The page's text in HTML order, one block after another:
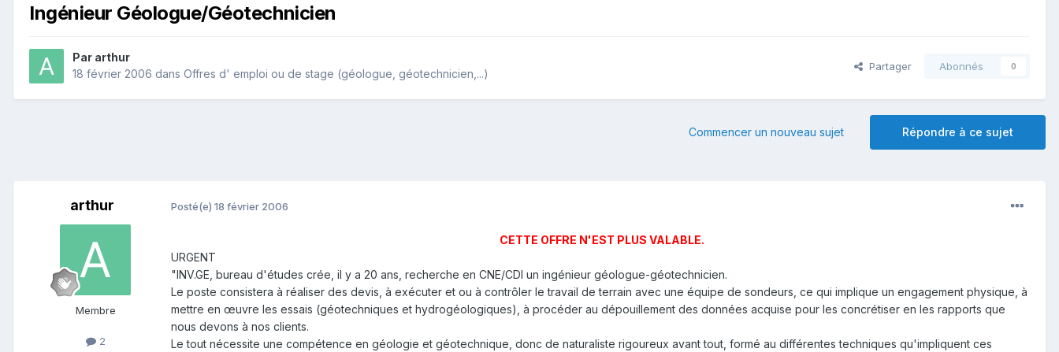
Ingénieur Géologue/Géotechnicien
Par arthur
18 février 2006 dans Offres d' emploi ou de stage (géologue, géotechnicien,...)
Partager Abonnés 0
Répondre à ce sujet
Commencer un nouveau sujet
arthur
Membre
2
Posté(e) 18 février 2006
CETTE OFFRE N'EST PLUS VALABLE.
URGENT
"INV.GE, bureau d'études crée, il y a 20 ans, recherche en CNE/CDI un ingénieur géologue-géotechnicien.
Le poste consistera à réaliser des devis, à exécuter et ou à contrôler le travail de terrain avec une équipe de sondeurs, ce qui implique un engagement physique, à
mettre en œuvre les essais (géotechniques et hydrogéologiques), à procéder au dépouillement des données acquise pour les concrétiser en les rapports que
nous devons à nos clients.
Le tout nécessite une compétence en géologie et géotechnique, donc de naturaliste rigoureux avant tout, formé au différentes techniques qu'impliquent ces